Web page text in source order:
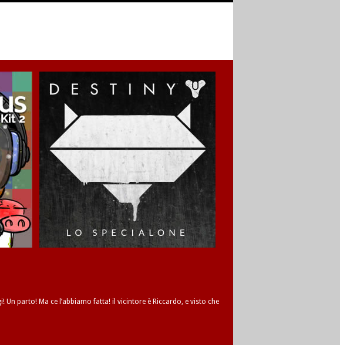
parto! Ma ce l’abbiamo fatta! il vicintore è Riccardo, e visto che